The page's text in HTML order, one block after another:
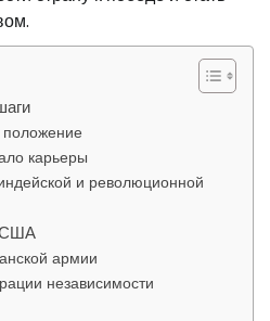
карьеры
и революционной
США
армии
независимости